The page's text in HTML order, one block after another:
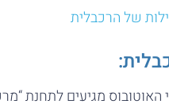
של הרכבלית
האוטובוס מגיעים לתחנת